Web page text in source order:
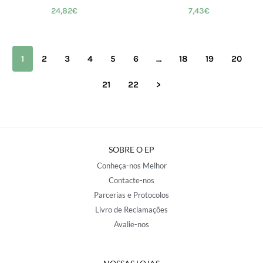
24,82€ 7,43€
1 2 3 4 5 6 … 18 19 20
21 22 >
SOBRE O EP
Conheça-nos Melhor
Contacte-nos
Parcerias e Protocolos
Livro de Reclamações
Avalie-nos